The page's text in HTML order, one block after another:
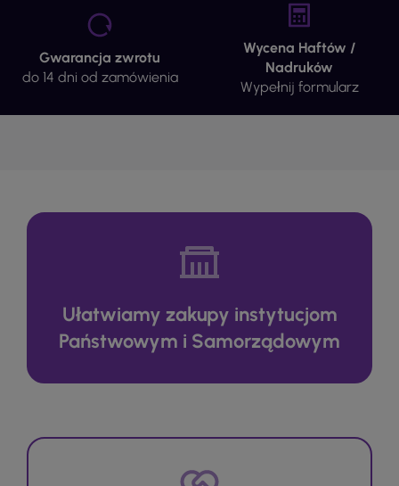
Gwarancja zwrotu
do 14 dni od zamówienia
Wycena Haftów /
Nadruków
Wypełnij formularz
Ułatwiamy zakupy instytucjom
Państwowym i Samorządowym